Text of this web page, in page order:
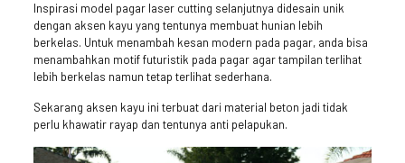
Inspirasi model pagar laser cutting selanjutnya didesain unik
dengan aksen kayu yang tentunya membuat hunian lebih
berkelas. Untuk menambah kesan modern pada pagar, anda bisa
menambahkan motif futuristik pada pagar agar tampilan terlihat
lebih berkelas namun tetap terlihat sederhana.
Sekarang aksen kayu ini terbuat dari material beton jadi tidak
perlu khawatir rayap dan tentunya anti pelapukan.